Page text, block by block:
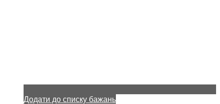
Додати до списку бажань